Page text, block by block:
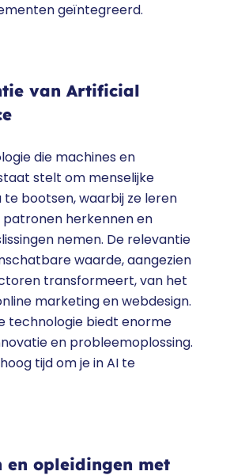
geïntegreerd.
van Artificial
die machines en
stelt om menselijke
bootsen, waarbij ze leren
patronen herkennen en
nemen. De relevantie
waarde, aangezien
transformeert, van het
marketing en webdesign.
technologie biedt enorme
en probleemoplossing.
tijd om je in AI te
en opleidingen met